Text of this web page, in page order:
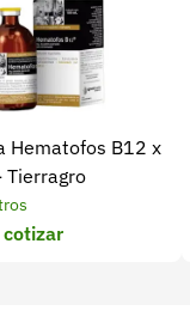
Hematofos B12 x
Tierragro
cotizar